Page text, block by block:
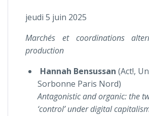
jeudi 5 juin 2025
Marchés et coordinations
production
Hannah Bensussan (Act!,
Sorbonne Paris Nord)
Antagonistic and organic: the
‘control’ under digital